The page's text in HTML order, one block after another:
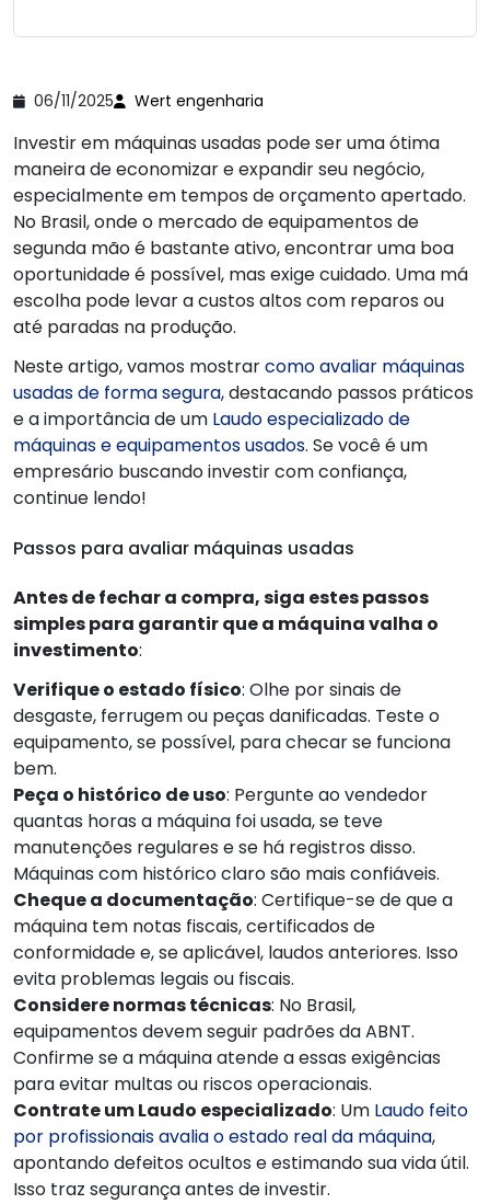
06/11/2025 Wert engenharia
Investir em máquinas usadas pode ser uma ótima
maneira de economizar e expandir seu negócio,
especialmente em tempos de orçamento apertado.
No Brasil, onde o mercado de equipamentos de
segunda mão é bastante ativo, encontrar uma boa
oportunidade é possível, mas exige cuidado. Uma má
escolha pode levar a custos altos com reparos ou
até paradas na produção.
Neste artigo, vamos mostrarcomo avaliar máquinas
usadas de forma segura, destacando passos práticos
e a importância de um Laudo especializado de
máquinas e equipamentos usados. Se você é um
empresário buscando investir com confiança,
continue lendo!
Passos para avaliar máquinas usadas
Antes de fechar a compra, siga estes passos
simples para garantir que a máquina valha o
investimento:
Verifique o estado físico: Olhe por sinais de
desgaste, ferrugem ou peças danificadas. Teste o
equipamento, se possível, para checar se funciona
bem.
Peça o histórico de uso: Pergunte ao vendedor
quantas horas a máquina foi usada, se teve
manutenções regulares e se há registros disso.
Máquinas com histórico claro são mais confiáveis.
Cheque a documentação: Certifique-se de que a
máquina tem notas fiscais, certificados de
conformidade e, se aplicável, laudos anteriores. Isso
evita problemas legais ou fiscais.
Considere normas técnicas: No Brasil,
equipamentos devem seguir padrões da ABNT.
Confirme se a máquina atende a essas exigências
para evitar multas ou riscos operacionais.
Contrate um Laudo especializado: Um Laudo feito
por profissionais avalia o estado real da máquina,
apontando defeitos ocultos e estimando sua vida útil.
Isso traz segurança antes de investir.